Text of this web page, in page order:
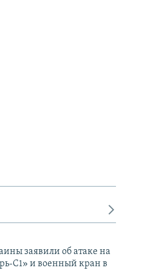
заявили об атаке на
С1» и военный кран в